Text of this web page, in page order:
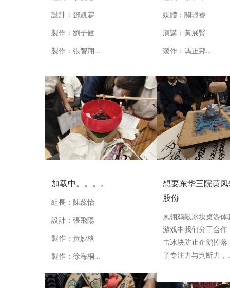
設計：鄧凱霖
製作：劉子健
製作：張智翔…
媒體：關璟睿
演講：黃展賢
製作：馮正邦…
加载中。。。。
組長：陳蕊怡
設計：張飛陽
製作：黃妙格
製作：徐海桐…
想要东华三院黄
股份
凤翎鸡敲冰块桌游体
游戏中我们分工合作
击冰块防止企鹅掉落
了专注力与判断力，